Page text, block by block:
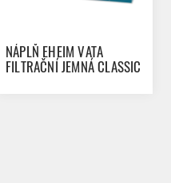
NÁPLŇ EHEIM VATA
FILTRAČNÍ JEMNÁ CLASSIC